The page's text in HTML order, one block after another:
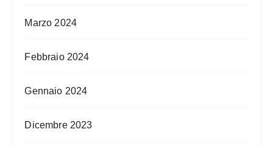
Marzo 2024
Febbraio 2024
Gennaio 2024
Dicembre 2023